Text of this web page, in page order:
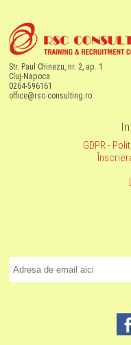
Str. Paul Chinezu, nr. 2, ap. 1
Cluj-Napoca
0264-596161
office@rsc-consulting.ro
GDPR -